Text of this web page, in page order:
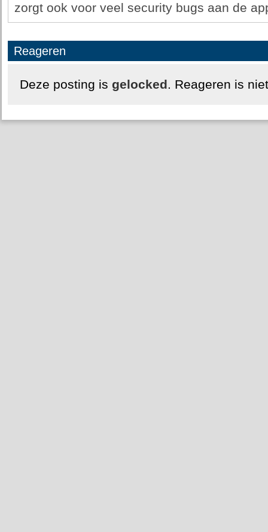
zorgt ook voor veel security bugs aan de
Reageren
Deze posting is gelocked. Reageren is